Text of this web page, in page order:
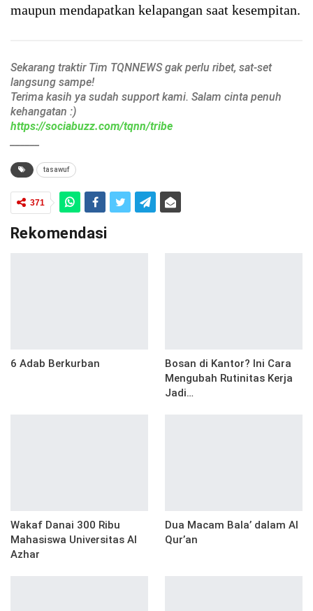
maupun mendapatkan kelapangan saat kesempitan.
Sekarang traktir Tim TQNNEWS gak perlu ribet, sat-set
langsung sampe!
Terima kasih ya sudah support kami. Salam cinta penuh
kehangatan :)
https://sociabuzz.com/tqnn/tribe
tasawuf
371
Rekomendasi
6 Adab Berkurban
Bosan di Kantor? Ini Cara
Mengubah Rutinitas Kerja
Jadi…
Wakaf Danai 300 Ribu
Mahasiswa Universitas Al
Azhar
Dua Macam Bala’ dalam Al
Qur’an